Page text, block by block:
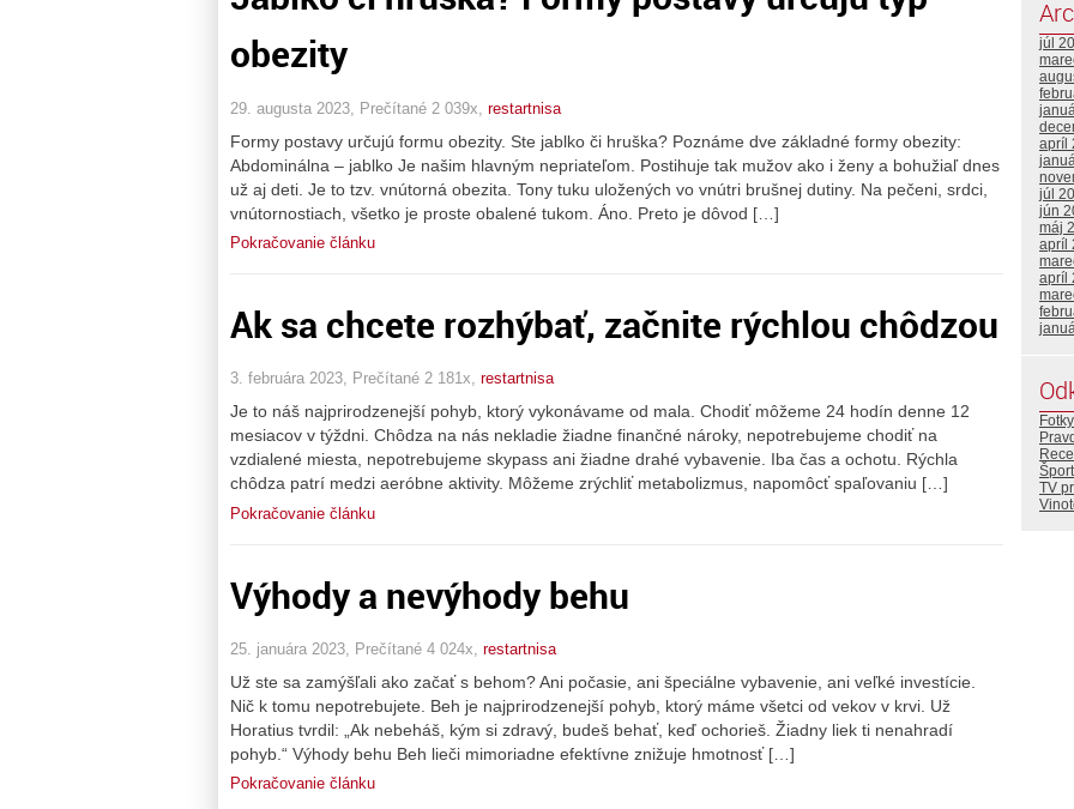
obezity
29. augusta 2023, Prečítané 2 039x, restartnisa
Formy postavy určujú formu obezity. Ste jablko či hruška? Poznáme dve základné formy obezity:
Abdominálna – jablko Je našim hlavným nepriateľom. Postihuje tak mužov ako i ženy a bohužiaľ dnes
už aj deti. Je to tzv. vnútorná obezita. Tony tuku uložených vo vnútri brušnej dutiny. Na pečeni, srdci,
vnútornostiach, všetko je proste obalené tukom. Áno. Preto je dôvod […]
Pokračovanie článku
Ak sa chcete rozhýbať, začnite rýchlou chôdzou
3. februára 2023, Prečítané 2 181x, restartnisa
Je to náš najprirodzenejší pohyb, ktorý vykonávame od mala. Chodiť môžeme 24 hodín denne 12
mesiacov v týždni. Chôdza na nás nekladie žiadne finančné nároky, nepotrebujeme chodiť na
vzdialené miesta, nepotrebujeme skypass ani žiadne drahé vybavenie. Iba čas a ochotu. Rýchla
chôdza patrí medzi aeróbne aktivity. Môžeme zrýchliť metabolizmus, napomôcť spaľovaniu […]
Pokračovanie článku
Výhody a nevýhody behu
25. januára 2023, Prečítané 4 024x, restartnisa
Už ste sa zamýšľali ako začať s behom? Ani počasie, ani špeciálne vybavenie, ani veľké investície.
Nič k tomu nepotrebujete. Beh je najprirodzenejší pohyb, ktorý máme všetci od vekov v krvi. Už
Horatius tvrdil: „Ak nebeháš, kým si zdravý, budeš behať, keď ochorieš. Žiadny liek ti nenahradí
pohyb.“ Výhody behu Beh lieči mimoriadne efektívne znižuje hmotnosť […]
Pokračovanie článku
júl
apríl
júl
jún
máj
apríl
apríl
Fotky
Šport
TV